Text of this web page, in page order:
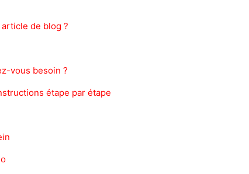
de blog ?
vous besoin ?
étape par étape